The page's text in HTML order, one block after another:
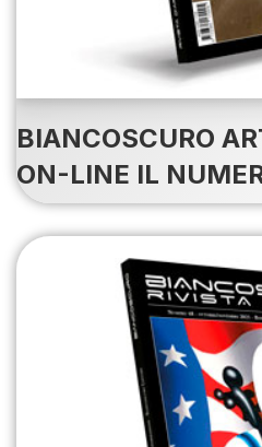
BIANCOSCURO
ON-LINE IL